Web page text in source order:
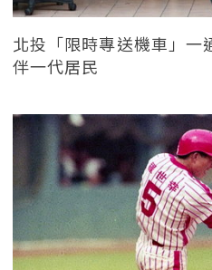
北投「限時專送機車」一
伴一代居民